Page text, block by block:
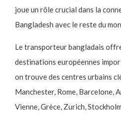
joue un rôle crucial dans la
Bangladesh avec le reste du
Le transporteur bangladais
destinations européennes
on trouve des centres urbains
Manchester, Rome, Barcelone,
Vienne, Grèce, Zurich,